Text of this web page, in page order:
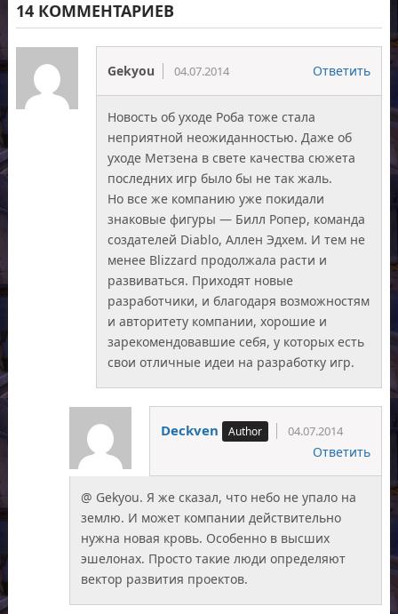
14 КОММЕНТАРИЕВ
Gekyou 04.07.2014 Ответить
Новость об уходе Роба тоже стала
неприятной неожиданностью. Даже об
уходе Метзена в свете качества сюжета
последних игр было бы не так жаль.
Но все же компанию уже покидали
знаковые фигуры — Билл Ропер, команда
создателей Diablo, Аллен Эдхем. И тем не
менее Blizzard продолжала расти и
развиваться. Приходят новые
разработчики, и благодаря возможностям
и авторитету компании, хорошие и
зарекомендовавшие себя, у которых есть
свои отличные идеи на разработку игр.
Deckven 04.07.2014
Ответить
@ Gekyou. Я же сказал, что небо не упало на
землю. И может компании действительно
нужна новая кровь. Особенно в высших
эшелонах. Просто такие люди определяют
вектор развития проектов.